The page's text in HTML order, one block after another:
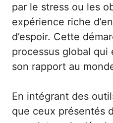
par le stress ou les
expérience riche
d’espoir. Cette
processus global qui
son rapport au
En intégrant des
que ceux présentés